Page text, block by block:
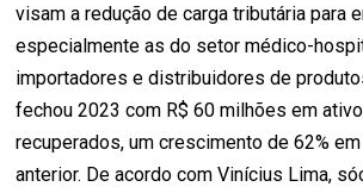
visam a redução de carga tributária para
especialmente as do setor médico-
importadores e distribuidores de
fechou 2023 com R$ 60 milhões em
recuperados, um crescimento de 62%
anterior. De acordo com Vinícius Lima,